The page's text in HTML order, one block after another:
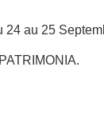
24 au 25